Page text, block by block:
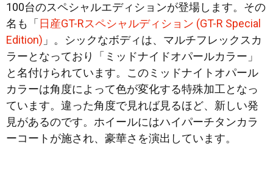
100台のスペシャルエディションが登場します。その
名も「 日産GT-Rスペシャルディション (GT-R Special
Edition) 」。シックなボディは、マルチフレックスカ
ラーとなっており「ミッドナイドオパールカラー」
と名付けられています。このミッドナイトオパール
カラーは角度によって色が変化する特殊加工となっ
ています。違った角度で見れば見るほど、新しい発
見があるのです。ホイールにはハイパーチタンカラ
ーコートが施され、豪華さを演出しています。